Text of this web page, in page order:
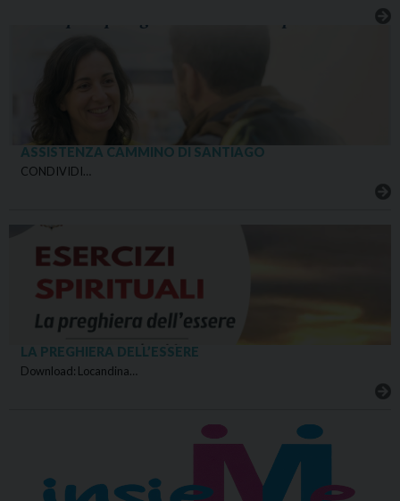
ASSISTENZA CAMMINO DI SANTIAGO
CONDIVIDI…
LA PREGHIERA DELL’ESSERE
Download: Locandina…